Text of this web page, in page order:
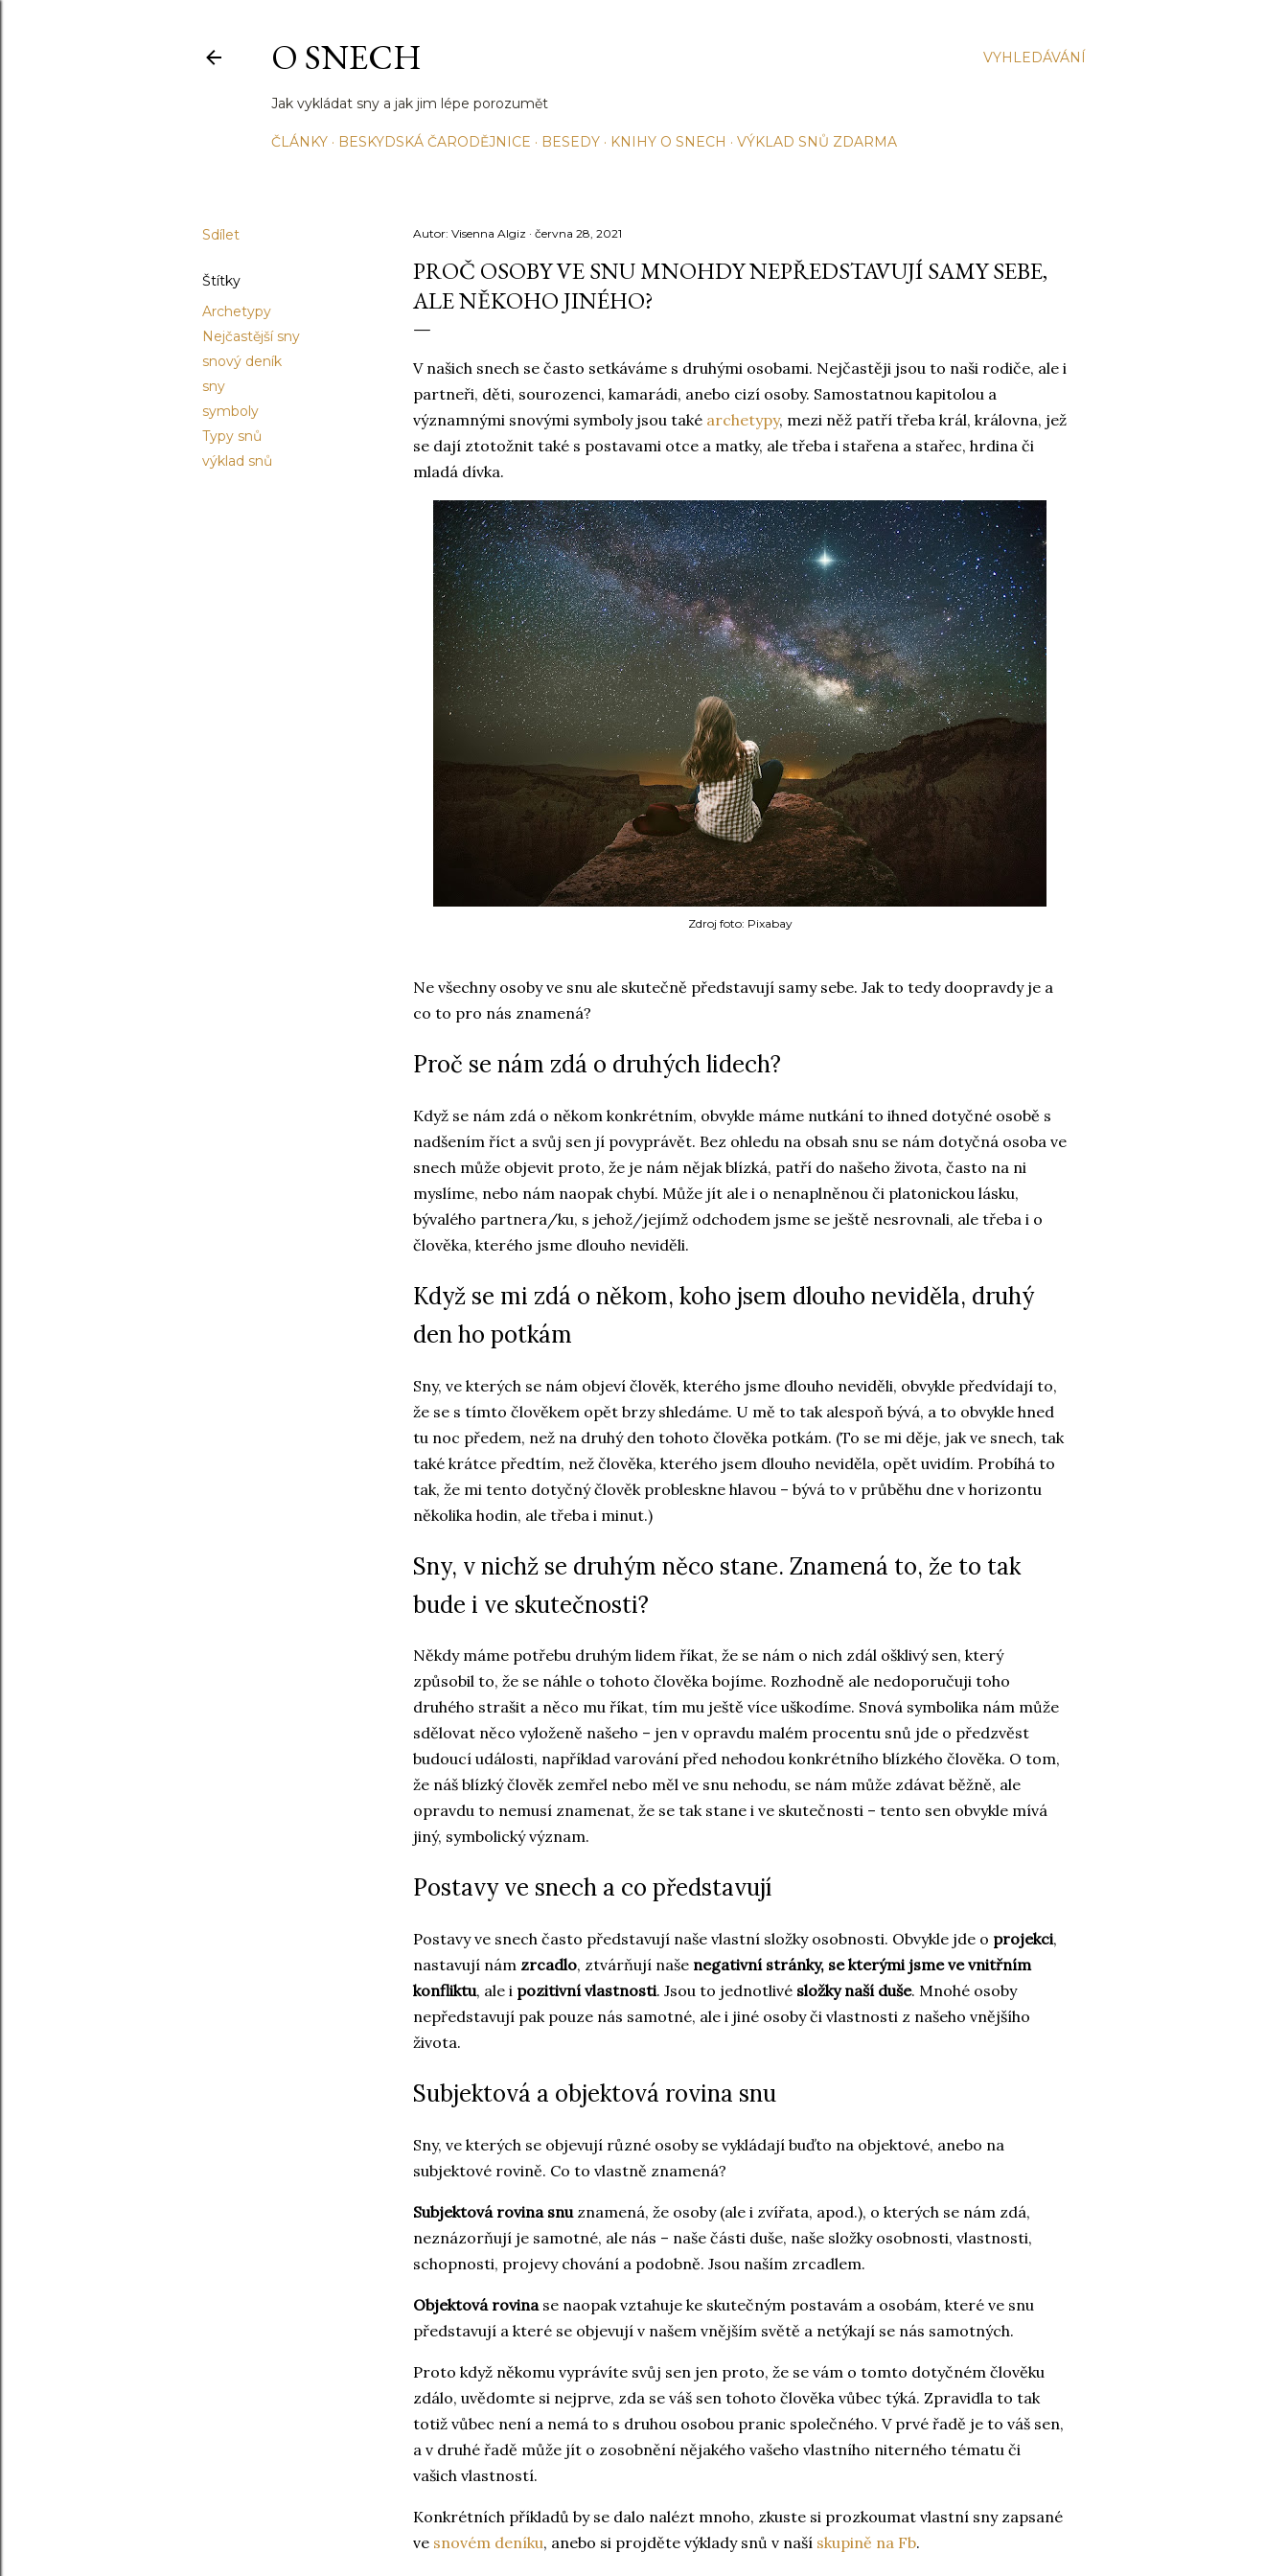
VYHLEDÁVÁNÍ
O SNECH
Jak vykládat sny a jak jim lépe porozumět
ČLÁNKY BESKYDSKÁ ČARODĚJNICE BESEDY KNIHY O SNECH VÝKLAD SNŮ ZDARMA
Sdílet
Štítky
Archetypy
Nejčastější sny
snový deník
sny
symboly
Typy snů
výklad snů
Autor: Visenna Algiz června 28, 2021
PROČ OSOBY VE SNU MNOHDY NEPŘEDSTAVUJÍ SAMY SEBE,
ALE NĚKOHO JINÉHO?
V našich snech se často setkáváme s druhými osobami. Nejčastěji jsou to naši rodiče, ale i
partneři, děti, sourozenci, kamarádi, anebo cizí osoby. Samostatnou kapitolou a
významnými snovými symboly jsou také archetypy, mezi něž patří třeba král, královna, jež
se dají ztotožnit také s postavami otce a matky, ale třeba i stařena a stařec, hrdina či
mladá dívka.
Zdroj foto: Pixabay
Ne všechny osoby ve snu ale skutečně představují samy sebe. Jak to tedy doopravdy je a
co to pro nás znamená?
Proč se nám zdá o druhých lidech?
Když se nám zdá o někom konkrétním, obvykle máme nutkání to ihned dotyčné osobě s
nadšením říct a svůj sen jí povyprávět. Bez ohledu na obsah snu se nám dotyčná osoba ve
snech může objevit proto, že je nám nějak blízká, patří do našeho života, často na ni
myslíme, nebo nám naopak chybí. Může jít ale i o nenaplněnou či platonickou lásku,
bývalého partnera/ku, s jehož/jejímž odchodem jsme se ještě nesrovnali, ale třeba i o
člověka, kterého jsme dlouho neviděli.
Když se mi zdá o někom, koho jsem dlouho neviděla, druhý
den ho potkám
Sny, ve kterých se nám objeví člověk, kterého jsme dlouho neviděli, obvykle předvídají to,
že se s tímto člověkem opět brzy shledáme. U mě to tak alespoň bývá, a to obvykle hned
tu noc předem, než na druhý den tohoto člověka potkám. (To se mi děje, jak ve snech, tak
také krátce předtím, než člověka, kterého jsem dlouho neviděla, opět uvidím. Probíhá to
tak, že mi tento dotyčný člověk probleskne hlavou – bývá to v průběhu dne v horizontu
několika hodin, ale třeba i minut.)
Sny, v nichž se druhým něco stane. Znamená to, že to tak
bude i ve skutečnosti?
Někdy máme potřebu druhým lidem říkat, že se nám o nich zdál ošklivý sen, který
způsobil to, že se náhle o tohoto člověka bojíme. Rozhodně ale nedoporučuji toho
druhého strašit a něco mu říkat, tím mu ještě více uškodíme. Snová symbolika nám může
sdělovat něco vyloženě našeho – jen v opravdu malém procentu snů jde o předzvěst
budoucí události, například varování před nehodou konkrétního blízkého člověka. O tom,
že náš blízký člověk zemřel nebo měl ve snu nehodu, se nám může zdávat běžně, ale
opravdu to nemusí znamenat, že se tak stane i ve skutečnosti – tento sen obvykle mívá
jiný, symbolický význam.
Postavy ve snech a co představují
Postavy ve snech často představují naše vlastní složky osobnosti. Obvykle jde o projekci,
nastavují nám zrcadlo, ztvárňují naše negativní stránky, se kterými jsme ve vnitřním
konfliktu, ale i pozitivní vlastnosti. Jsou to jednotlivé složky naší duše. Mnohé osoby
nepředstavují pak pouze nás samotné, ale i jiné osoby či vlastnosti z našeho vnějšího
života.
Subjektová a objektová rovina snu
Sny, ve kterých se objevují různé osoby se vykládají buďto na objektové, anebo na
subjektové rovině. Co to vlastně znamená?
Subjektová rovina snuznamená, že osoby (ale i zvířata, apod.), o kterých se nám zdá,
neznázorňují je samotné, ale nás – naše části duše, naše složky osobnosti, vlastnosti,
schopnosti, projevy chování a podobně. Jsou naším zrcadlem.
Objektová rovinase naopak vztahuje ke skutečným postavám a osobám, které ve snu
představují a které se objevují v našem vnějším světě a netýkají se nás samotných.
Proto když někomu vyprávíte svůj sen jen proto, že se vám o tomto dotyčném člověku
zdálo, uvědomte si nejprve, zda se váš sen tohoto člověka vůbec týká. Zpravidla to tak
totiž vůbec není a nemá to s druhou osobou pranic společného. V prvé řadě je to váš sen,
a v druhé řadě může jít o zosobnění nějakého vašeho vlastního niterného tématu či
vašich vlastností.
Konkrétních příkladů by se dalo nalézt mnoho, zkuste si prozkoumat vlastní sny zapsané
ve snovém deníku, anebo si projděte výklady snů v naší skupině na Fb.